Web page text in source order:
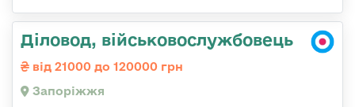
Діловод, військовослужбовець
від 21000 до 120000 грн
Запоріжжя